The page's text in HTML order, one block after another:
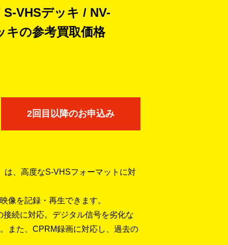
VHSデッキ / NV-
キの参考買取価格
2回目以降のお申込み
は、高度なS-VHSフォーマットに対
像を記録・再生できます。
続に対応。デジタル信号を劣化な
また、CPRM録画に対応し、過去の